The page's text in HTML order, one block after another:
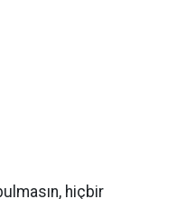
hiçbir